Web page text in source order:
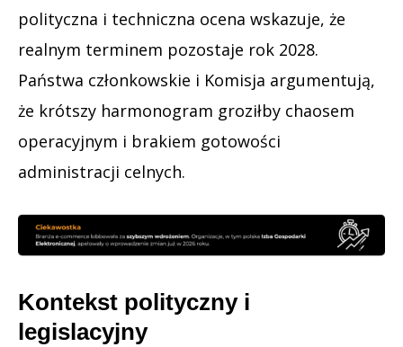
polityczna i techniczna ocena wskazuje, że
realnym terminem pozostaje rok 2028.
Państwa członkowskie i Komisja argumentują,
że krótszy harmonogram groziłby chaosem
operacyjnym i brakiem gotowości
administracji celnych.
Kontekst polityczny i
legislacyjny